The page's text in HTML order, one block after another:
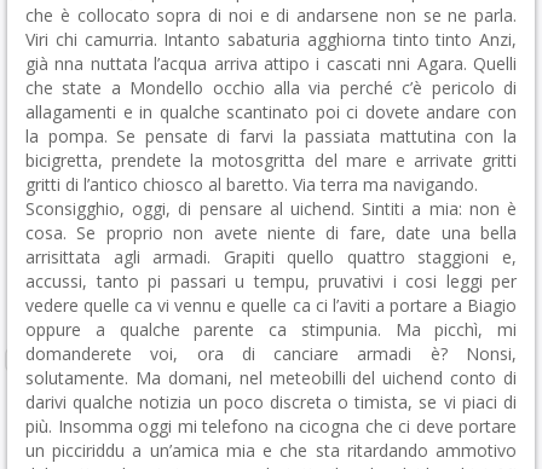
che è collocato sopra di noi e di andarsene non se ne parla.
Viri chi camurria. Intanto sabaturia agghiorna tinto tinto Anzi,
già nna nuttata l’acqua arriva attipo i cascati nni Agara. Quelli
che state a Mondello occhio alla via perché c’è pericolo di
allagamenti e in qualche scantinato poi ci dovete andare con
la pompa. Se pensate di farvi la passiata mattutina con la
bicigretta, prendete la motosgritta del mare e arrivate gritti
gritti di l’antico chiosco al baretto. Via terra ma navigando.
Sconsigghio, oggi, di pensare al uichend. Sintiti a mia: non è
cosa. Se proprio non avete niente di fare, date una bella
arrisittata agli armadi. Grapiti quello quattro staggioni e,
accussi, tanto pi passari u tempu, pruvativi i cosi leggi per
vedere quelle ca vi vennu e quelle ca ci l’aviti a portare a Biagio
oppure a qualche parente ca stimpunia. Ma picchì, mi
domanderete voi, ora di canciare armadi è? Nonsi,
solutamente. Ma domani, nel meteobilli del uichend conto di
darivi qualche notizia un poco discreta o timista, se vi piaci di
più. Insomma oggi mi telefono na cicogna che ci deve portare
un picciriddu a un’amica mia e che sta ritardando ammotivo